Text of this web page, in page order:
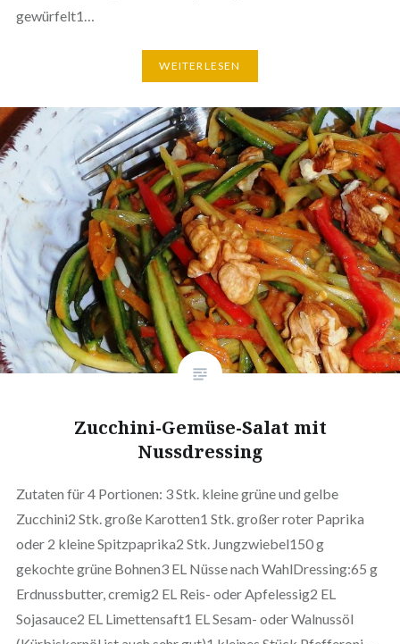
gewürfelt1…
WEITERLESEN
Zucchini-Gemüse-Salat mit
Nussdressing
Zutaten für 4 Portionen: 3 Stk. kleine grüne und gelbe
Zucchini2 Stk. große Karotten1 Stk. großer roter Paprika
oder 2 kleine Spitzpaprika2 Stk. Jungzwiebel150 g
gekochte grüne Bohnen3 EL Nüsse nach WahlDressing:65 g
Erdnussbutter, cremig2 EL Reis- oder Apfelessig2 EL
Sojasauce2 EL Limettensaft1 EL Sesam- oder Walnussöl